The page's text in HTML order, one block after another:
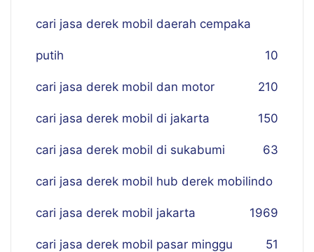
cari jasa derek mobil daerah cempaka
putih 10
cari jasa derek mobil dan motor 210
cari jasa derek mobil di jakarta 150
cari jasa derek mobil di sukabumi 63
cari jasa derek mobil hub derek mobilindo
69
cari jasa derek mobil jakarta 19
cari jasa derek mobil pasar minggu 51